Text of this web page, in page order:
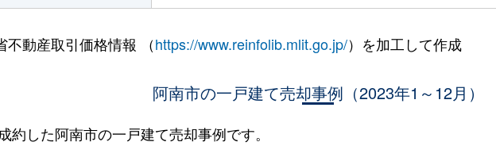
不動産取引価格情報 （https://www.reinfolib.mlit.go.jp/）を加工して作成
阿南市の一戸建て売却事例（2023年1～12月）
約した阿南市の一戸建て売却事例です。